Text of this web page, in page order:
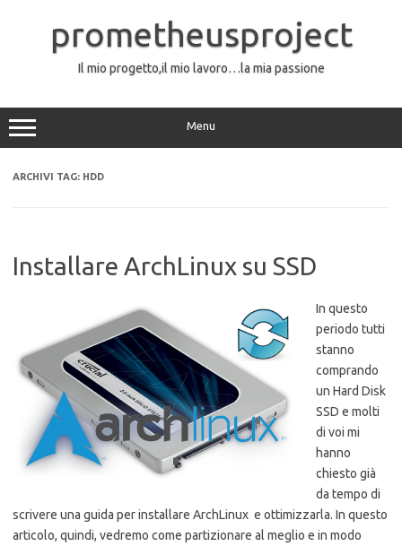
contenutoprometheusproject
Il mio progetto,il mio lavoro…la mia passione
Menu
ARCHIVI TAG: HDD
Installare ArchLinux su SSD
In questo
periodo tutti
stanno
comprando
un Hard Disk
SSD e molti
di voi mi
hanno
chiesto già
da tempo di
scrivere una guida per installare ArchLinux e ottimizzarla. In questo
articolo, quindi, vedremo come partizionare al meglio e in modo